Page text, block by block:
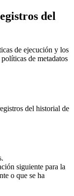
del
de ejecución y los
de metadatos
del historial de
.
siguiente para la
o que se ha